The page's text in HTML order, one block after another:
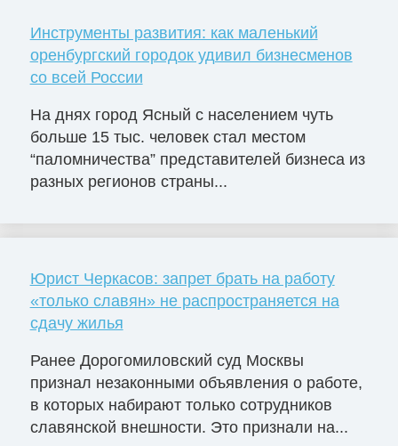
Инструменты развития: как маленький
оренбургский городок удивил бизнесменов
со всей России
На днях город Ясный с населением чуть
больше 15 тыс. человек стал местом
“паломничества” представителей бизнеса из
разных регионов страны...
Юрист Черкасов: запрет брать на работу
«только славян» не распространяется на
сдачу жилья
Ранее Дорогомиловский суд Москвы
признал незаконными объявления о работе,
в которых набирают только сотрудников
славянской внешности. Это признали на...